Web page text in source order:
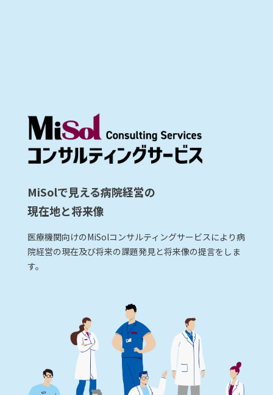
MiSolで見える病院経営の
現在地と将来像
医療機関向けのMiSolコンサルティングサービスにより病
院経営の現在及び将来の課題発見と将来像の提言をしま
す。